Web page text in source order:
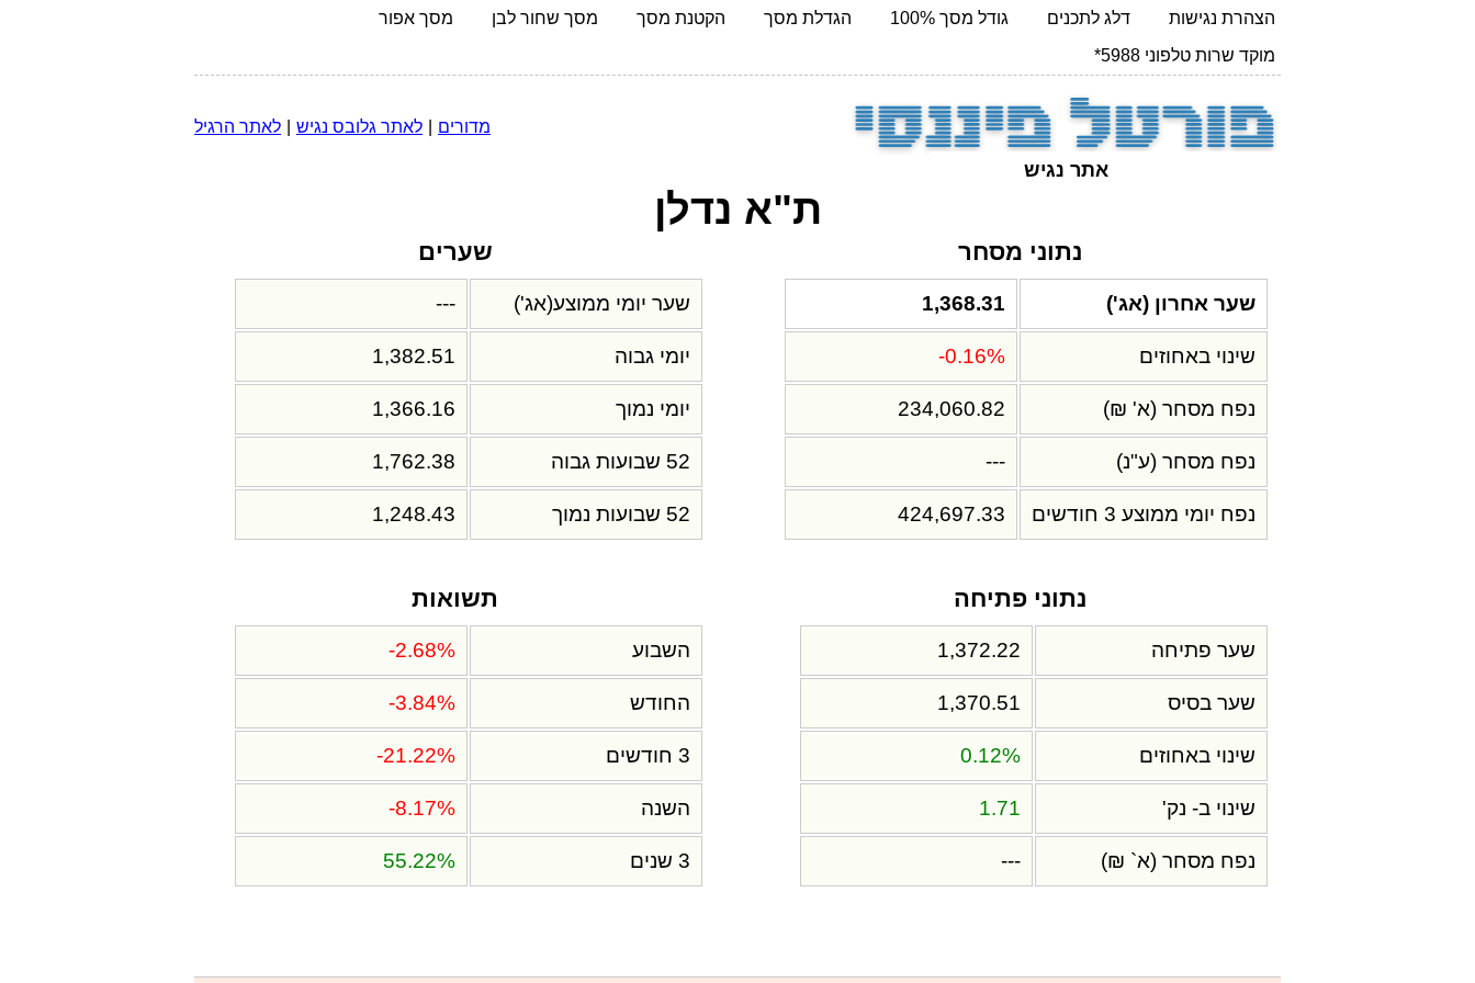
הצהרת נגישות דלג לתכנים גודל מסך 100% הגדלת מסך הקטנת מסך מסך שחור לבן
מסך אפור
מוקד שרות טלפוני 5988*
אתר נגיש
לאתר הרגיל לאתר גלובס נגיש מדורים
ת"א נדלן
נתוני מסחר
שער אחרון (אג') 1,368.31
שינוי באחוזים -0.16%
נפח מסחר (א' ₪) 234,060.82
נפח מסחר (ע"נ) ---
נפח יומי ממוצע 3 חודשים 424,697.33
שערים
שער יומי ממוצע(אג') ---
יומי גבוה 1,382.51
יומי נמוך 1,366.16
52 שבועות גבוה 1,762.38
52 שבועות נמוך 1,248.43
נתוני פתיחה
שער פתיחה 1,372.22
שער בסיס 1,370.51
שינוי באחוזים 0.12%
שינוי ב- נק' 1.71
נפח מסחר (א` ₪) ---
תשואות
השבוע -2.68%
החודש -3.84%
3 חודשים -21.22%
השנה -8.17%
3 שנים 55.22%